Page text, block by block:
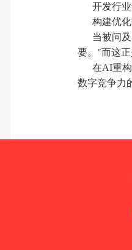
开发行
构建优
当被问
要。"而这正
在AI重
数字竞争力